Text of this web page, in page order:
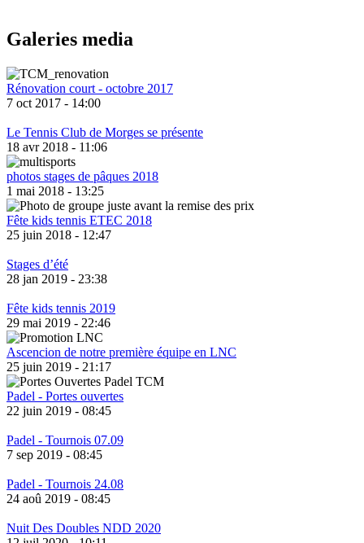
Galeries media
Rénovation court - octobre 2017
7 oct 2017 - 14:00
Le Tennis Club de Morges se présente
18 avr 2018 - 11:06
photos stages de pâques 2018
1 mai 2018 - 13:25
Fête kids tennis ETEC 2018
25 juin 2018 - 12:47
Stages d’été
28 jan 2019 - 23:38
Fête kids tennis 2019
29 mai 2019 - 22:46
Ascencion de notre première équipe en LNC
25 juin 2019 - 21:17
Padel - Portes ouvertes
22 juin 2019 - 08:45
Padel - Tournois 07.09
7 sep 2019 - 08:45
Padel - Tournois 24.08
24 aoû 2019 - 08:45
Nuit Des Doubles NDD 2020